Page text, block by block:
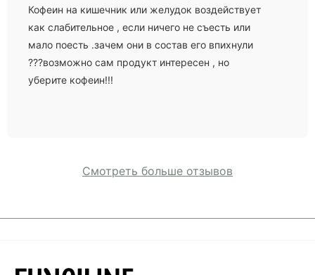
Кофеин на кишечник или желудок воздействует
как слабительное , если ничего не съесть или
мало поесть .зачем они в состав его впихнули
???возможно сам продукт интересен , но
уберите кофеин!!!
Смотреть больше отзывов